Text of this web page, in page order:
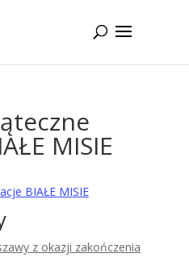
MISIE
BIAŁE MISIE
z okazji zakończenia